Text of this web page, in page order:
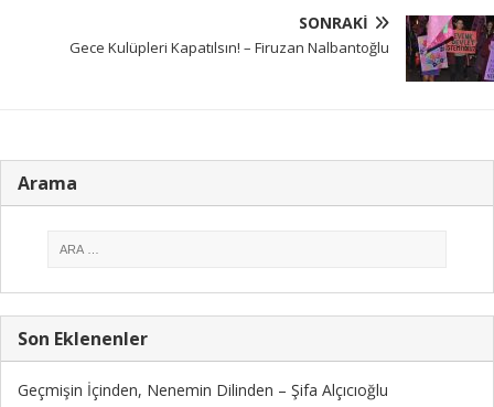
SONRAKI
Gece Kulüpleri Kapatılsın! – Firuzan Nalbantoğlu
Arama
Son Eklenenler
Geçmişin İçinden, Nenemin Dilinden – Şifa Alçıcıoğlu